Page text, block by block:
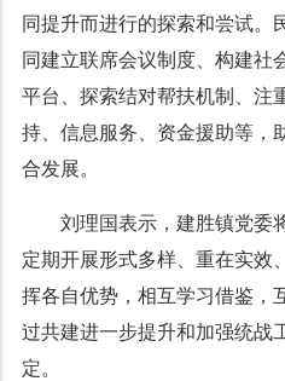
同提升而进行的探索和尝试。
同建立联席会议制度、构建社
平台、探索结对帮扶机制、注
持、信息服务、资金援助等，
合发展。
刘理国表示，建胜镇党委
定期开展形式多样、重在实效
挥各自优势，相互学习借鉴，
过共建进一步提升和加强统战
定。